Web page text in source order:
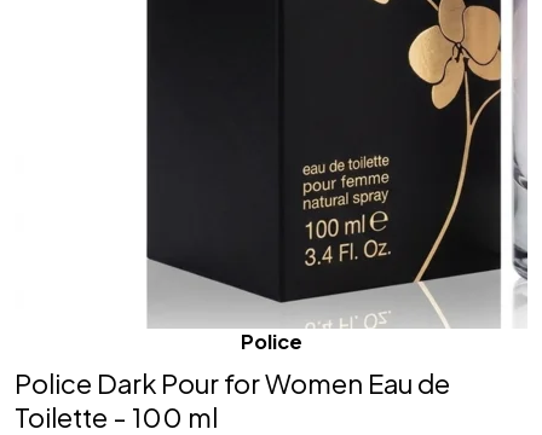
Police
Police Dark Pour for Women Eau de
Toilette - 100 ml